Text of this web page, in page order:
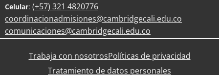
Celular: (+57) 321 4820776
coordinacionadmisiones@cambridgecali.edu.co
comunicaciones@cambridgecali.edu.co
Trabaja con nosotrosPolíticas de privacidad
Tratamiento de datos personales